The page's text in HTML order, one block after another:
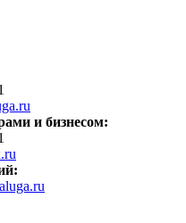
и бизнесом: